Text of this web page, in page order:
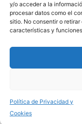
y/o acceder a la
procesar datos como el
sitio. No consentir o
características y
Política de Privacidad y
Cookies